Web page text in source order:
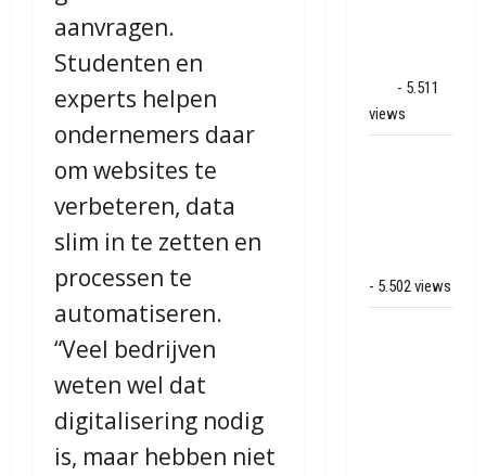
aanvragen.
Studenten en
experts helpen
ondernemers daar
om websites te
verbeteren, data
slim in te zetten en
processen te
automatiseren.
“Veel bedrijven
weten wel dat
digitalisering nodig
is, maar hebben niet
- 5.511
views
- 5.502 views